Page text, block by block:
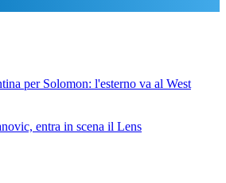
per Solomon: l'esterno va al West
entra in scena il Lens